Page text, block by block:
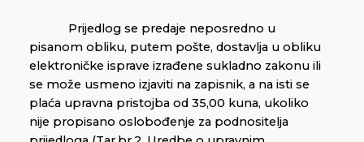
Prijedlog se predaje neposredno u
pisanom obliku, putem pošte, dostavlja u obliku
elektroničke isprave izrađene sukladno zakonu ili
se može usmeno izjaviti na zapisnik, a na isti se
plaća upravna pristojba od 35,00 kuna, ukoliko
nije propisano oslobođenje za podnositelja